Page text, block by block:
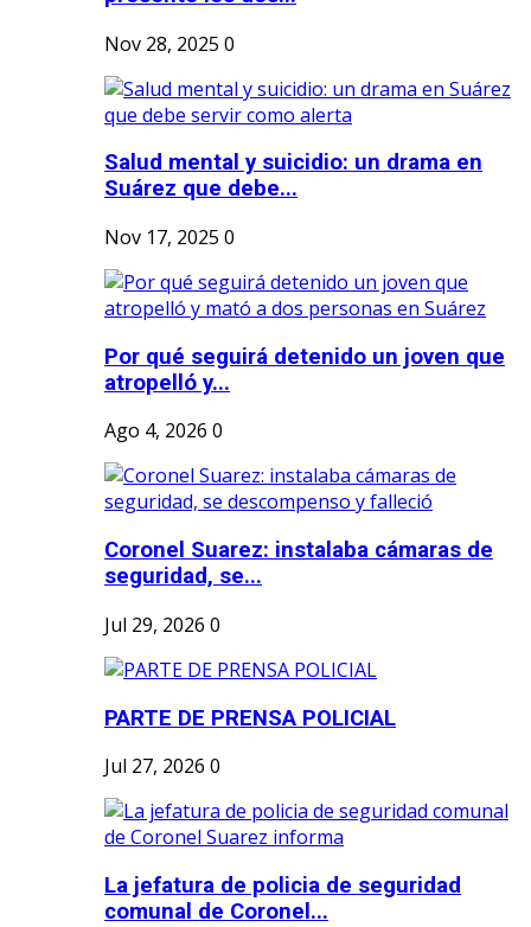
Nov 28, 2025 0
Salud mental y suicidio: un drama en
Suárez que debe...
Nov 17, 2025 0
Por qué seguirá detenido un joven que
atropelló y...
Ago 4, 2026 0
Coronel Suarez: instalaba cámaras de
seguridad, se...
Jul 29, 2026 0
PARTE DE PRENSA POLICIAL
Jul 27, 2026 0
La jefatura de policia de seguridad
comunal de Coronel...